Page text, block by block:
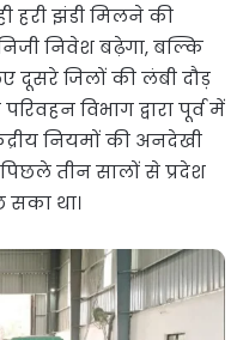
हरी झंडी मिलने की
निवेश बढ़ेगा, बल्कि
दूसरे जिलों की लंबी दौड़
विभाग द्वारा पूर्व में
नियमों की अनदेखी
तीन सालों से प्रदेश
सका था।